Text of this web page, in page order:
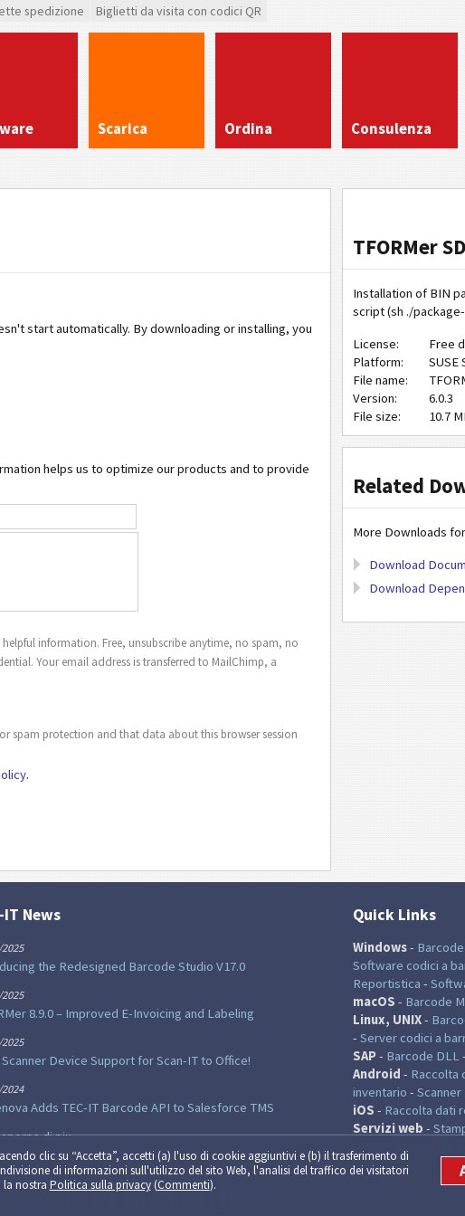
clic su “Accetta”, accetti (a) l'uso di cookie aggiuntivi e (b) il trasferimento di
di informazioni sull'utilizzo del sito Web, l'analisi del traffico dei visitatori
la nostra Politica sulla privacy(Commenti).
spedizione Biglietti da visita con codici QR
Scarica Ordina Consulenza
start automatically. By downloading or installing, you
helps us to optimize our products and to provide
information. Free, unsubscribe anytime, no spam, no
Your email address is transferred to MailChimp, a
spam protection and that data about this browser session
.
TFORMer
Installation of BIN
script (sh ./
License:
Free
Platform:
SUSE
File name:
Version:
6.0.3
File size:
10.7
Related
More Downloads
Download
Download
IT News
the Redesigned Barcode Studio V17.0
8.9.0 – Improved E-Invoicing and Labeling
Device Support for Scan-IT to Office!
Adds TEC-IT Barcode API to Salesforce TMS
di piu...
Quick Links
Windows-
Software codici a
Reportistica -
macOS - Barcode
Linux, UNIX-
- Server codici a
SAP- Barcode DLL-
Android - Raccolta
inventario -
iOS - Raccolta dati
Servizi web -